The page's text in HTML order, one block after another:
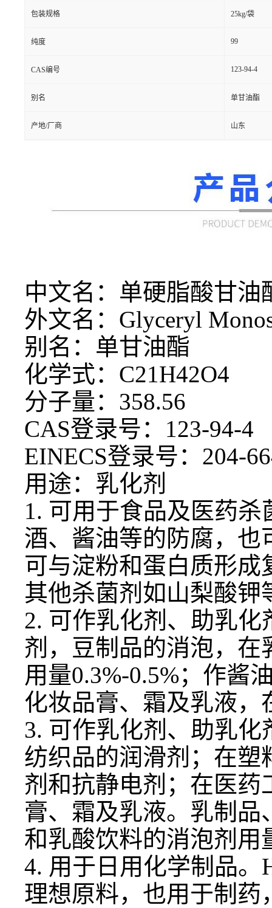
包装规格 25kg/袋
纯度 99
CAS编号 123-94-4
别名 单甘油酯
产地/厂商 山东
中文名：单硬脂酸甘油
外文名： Glyceryl
别名：单甘油酯
化学式： C21H42O4
分子量： 358.56
CAS登录号：123-94-4
EINECS登录号：204-
用途：乳化剂
1. 可用于食品及医药
酒、酱油等的防腐，
可与淀粉和蛋白质形
其他杀菌剂如山梨酸钾
2. 可作乳化剂、助乳
剂，豆制品的消泡，
用量0.3%-0.5%；作酱
化妆品膏、霜及乳液
3. 可作乳化剂、助乳
纺织品的润滑剂；在
剂和抗静电剂；在医
膏、霜及乳液。乳制品
和乳酸饮料的消泡剂用
4. 用于日用化学制品。
理想原料，也用于制